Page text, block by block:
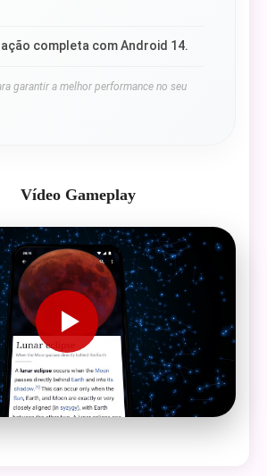
completa com Android 14.
garantir a melhor performance no seu
Vídeo Gameplay